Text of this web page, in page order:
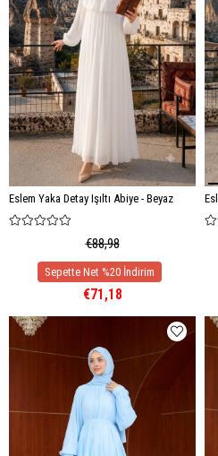
Eslem Yaka Detay Işıltı Abiye - Beyaz
€88,98
€71,18